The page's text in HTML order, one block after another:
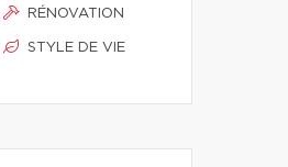
RÉNOVATION
STYLE DE VIE